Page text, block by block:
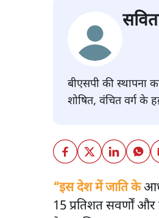
बीएसपी की
शोषित, वंचित वर्ग के
“इस देश में जाति के
15 प्रतिशत सवर्णों